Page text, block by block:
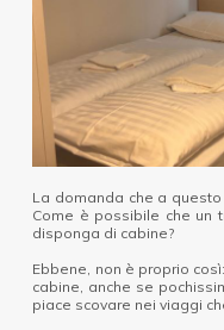
La domanda che a
Come è possibile che un
disponga di cabine?
Ebbene, non è proprio
cabine, anche se
piace scovare nei viaggi